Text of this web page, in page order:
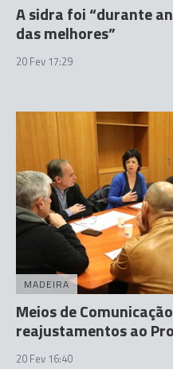
A sidra foi “durante
das melhores”
20 Fev 17:29
MADEIRA
Meios de
reajustamentos ao
20 Fev 16:40